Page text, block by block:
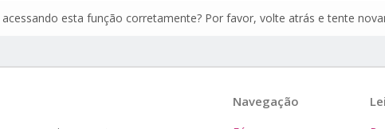
esta função corretamente? Por favor, volte atrás e tente
Navegação